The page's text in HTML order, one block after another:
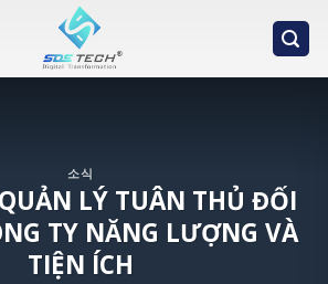
소식
LÝ TUÂN THỦ ĐỐI
TY NĂNG LƯỢNG VÀ
TIỆN ÍCH